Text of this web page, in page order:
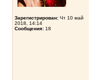
Зарегистрирован: Чт 10 май
2018, 14:14
Сообщения: 18